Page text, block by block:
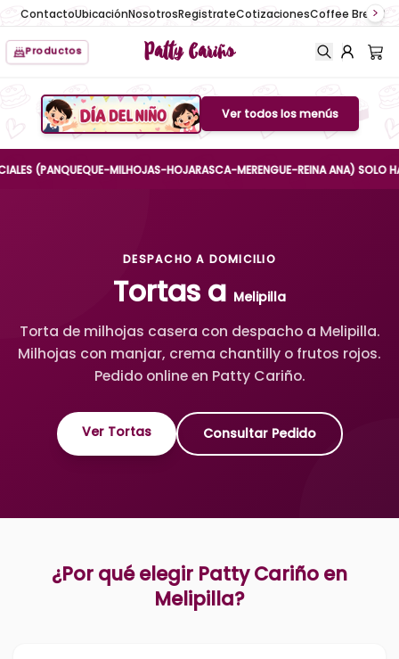
ContactoUbicaciónNosotrosRegistrateCotizacionesCoffee Break
Productos Patty Cariño
Boton de menu
Ver todos los menús
(PANQUEQUE-MILHOJAS-HOJARASCA-MERENGUE-REINA ANA) SOLO
DESPACHO A DOMICILIO
Tortas a Melipilla
Torta de milhojas casera con despacho a Melipilla.
Milhojas con manjar, crema chantilly o frutos rojos.
Pedido online en Patty Cariño.
Ver Tortas Consultar Pedido
¿Por qué elegir Patty Cariño en
Melipilla?